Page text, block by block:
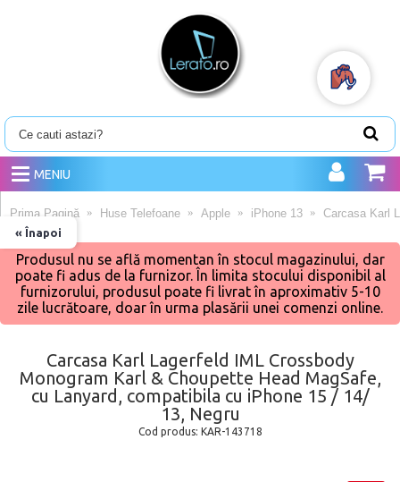
MENIU
« Înapoi
Prima Pagină Huse Telefoane Apple iPhone 13 Carcasa Karl
Produsul nu se află momentan în stocul magazinului, dar
poate fi adus de la furnizor. În limita stocului disponibil al
furnizorului, produsul poate fi livrat în aproximativ 5-10
zile lucrătoare, doar în urma plasării unei comenzi online.
Carcasa Karl Lagerfeld IML Crossbody
Monogram Karl & Choupette Head MagSafe,
cu Lanyard, compatibila cu iPhone 15 / 14/
13, Negru
Cod produs: KAR-143718